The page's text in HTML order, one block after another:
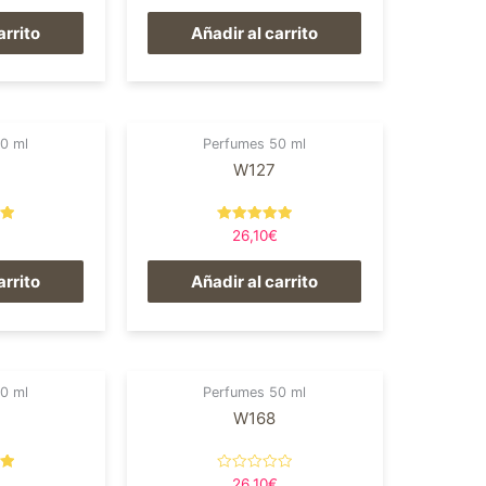
de 5
Añadir al carrito
ml Perfumes 50 ml
W127
Valorado en
5.00
de 5
26,10€
Añadir al carrito
ml Perfumes 50 ml
W168
Valorado